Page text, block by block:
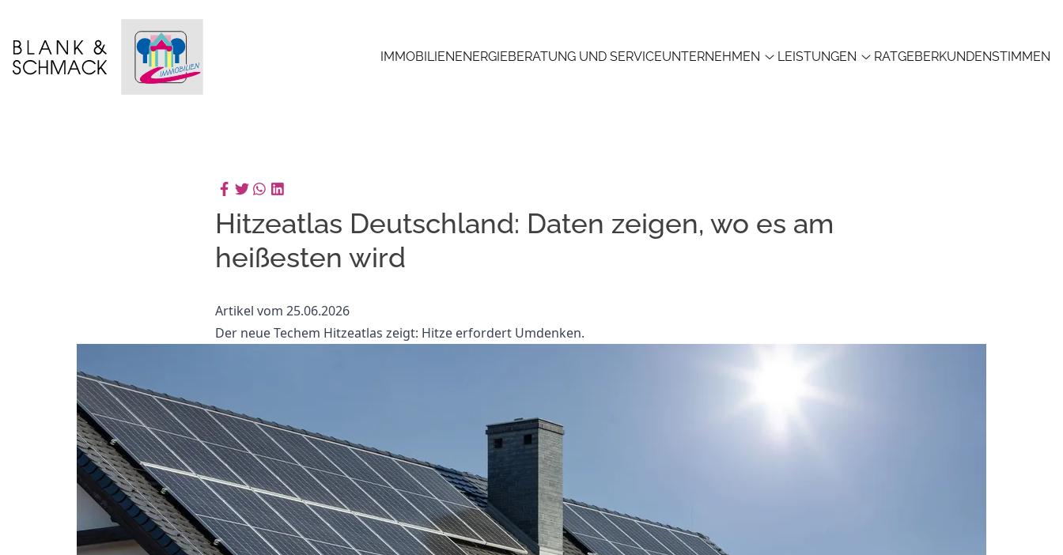
IMMOBILIENENERGIEBERATUNG UND SERVICEUNTERNEHMEN LEISTUNGEN RATGEBERKUNDENSTIMMEN
Hitzeatlas Deutschland: Daten zeigen, wo es am
heißesten wird
Artikel vom 25.06.2026
Der neue Techem Hitzeatlas zeigt: Hitze erfordert Umdenken.